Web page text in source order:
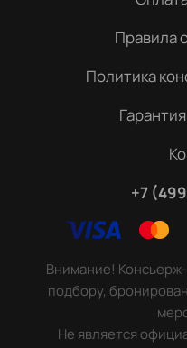
Правила
Политика
+7
Внимание!
подбору,
Не является